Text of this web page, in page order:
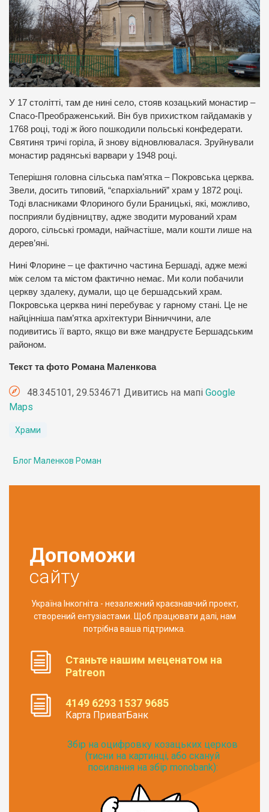
У 17 столітті, там де нині село, стояв козацький монастир –
Спасо-Преображенський. Він був прихистком гайдамаків у
1768 році, тоді ж його пошкодили польські конфедерати.
Святиня тричі горіла, й знову відновлювалася. Зруйнували
монастир радянські варвари у 1948 році.
Теперішня головна сільська пам’ятка – Покровська церква.
Звели, досить типовий, “єпархіальний” храм у 1872 році.
Тоді власниками Флориного були Браницькі, які, можливо,
посприяли будівництву, адже зводити мурований храм
дорого, сільські громади, найчастіше, мали кошти лише на
дерев’яні.
Нині Флорине – це фактично частина Бершаді, адже межі
між селом та містом фактично немає. Ми коли побачили
церкву здалеку, думали, що це бершадський храм.
Покровська церква нині перебуває у гарному стані. Це не
найцінніша пам’ятка архітектури Вінниччини, але
подивитись її варто, якщо ви вже мандруєте Бершадським
районом.
Текст та фото Романа Маленкова
48.345101, 29.534671 Дивитись на мапі Google
Maps
Храми
Блог Маленков Роман
Допоможи
сайту
Україна Інкогніта - незалежний краєзнавчий проект,
створений ентузіастами. Щоб працювати далі, нам
потрібна ваша підтримка.
Станьте нашим меценатом на
Patreon
4149 6293 1537 9685
Карта ПриватБанк
Збір на оцифровку козацьких церков
(тисни на картинці, або скануй
посилання на збір monobank):